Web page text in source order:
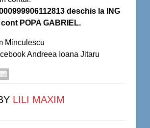
deschis la ING
POPA GABRIEL.
Minculescu
Andreea Ioana Jitaru
LILI MAXIM